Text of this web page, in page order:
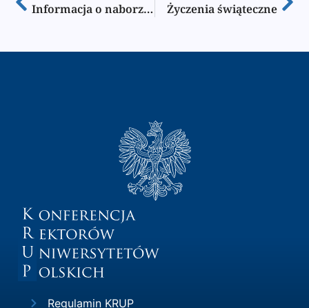
Informacja o naborze do zespołów eksperckich przygotowujących projekty nowych podstaw programowych dla przedszkoli i szkół podstawowych Życzenia świąteczne
Regulamin KRUP